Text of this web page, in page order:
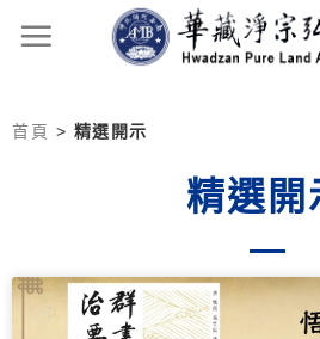
首頁 > 精選開示
精選開